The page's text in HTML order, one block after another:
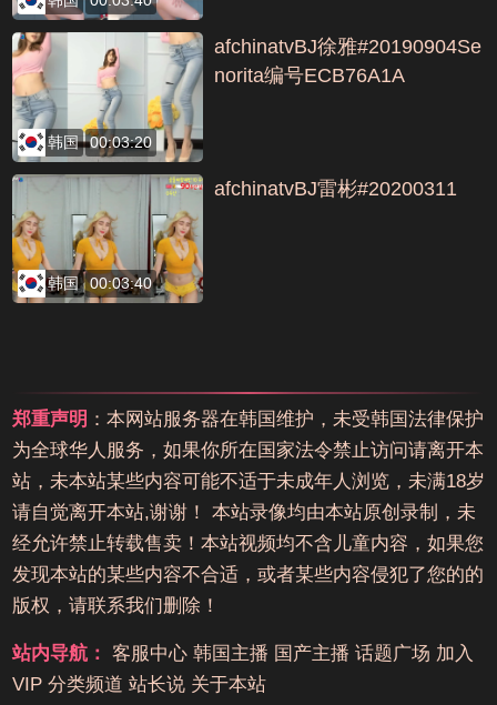
韩国 00:03:20
afchinatvBJ徐雅#20190904Se
norita编号ECB76A1A
韩国 00:03:40
afchinatvBJ雷彬#20200311
郑重声明 ：本网站服务器在韩国维护，未受韩国法律保护
为全球华人服务，如果你所在国家法令禁止访问请离开本
站，未本站某些内容可能不适于未成年人浏览，未满18岁
请自觉离开本站,谢谢！ 本站录像均由本站原创录制，未
经允许禁止转载售卖！本站视频均不含儿童内容，如果您
发现本站的某些内容不合适，或者某些内容侵犯了您的的
版权，请联系我们删除！
站内导航： 客服中心 韩国主播 国产主播 话题广场 加入
VIP 分类频道 站长说 关于本站